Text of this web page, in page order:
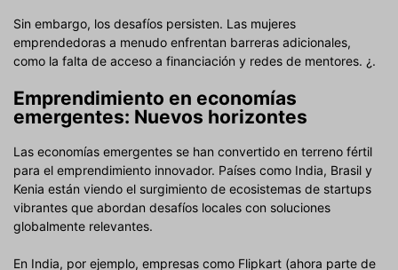
Sin embargo, los desafíos persisten. Las mujeres
emprendedoras a menudo enfrentan barreras adicionales,
como la falta de acceso a financiación y redes de mentores. ¿.
Emprendimiento en economías
emergentes: Nuevos horizontes
Las economías emergentes se han convertido en terreno fértil
para el emprendimiento innovador. Países como India, Brasil y
Kenia están viendo el surgimiento de ecosistemas de startups
vibrantes que abordan desafíos locales con soluciones
globalmente relevantes.
En India, por ejemplo, empresas como Flipkart (ahora parte de